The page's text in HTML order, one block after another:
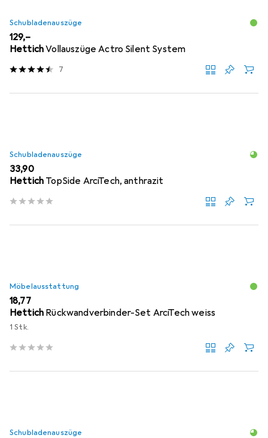
Schubladenauszüge
EUR
129,–
HettichVollauszüge Actro Silent System
7
Schubladenauszüge
EUR
33,90
Hettich TopSide ArciTech, anthrazit
Möbelausstattung
EUR
18,77
Hettich Rückwandverbinder-Set ArciTech weiss
1 Stk.
Schubladenauszüge